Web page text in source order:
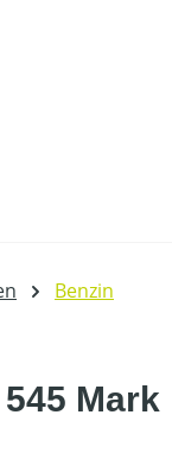
Benzin
Mark